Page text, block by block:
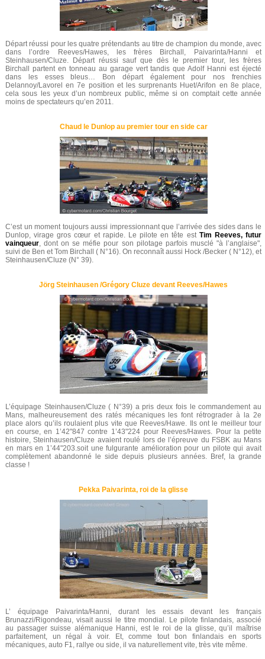
Départ réussi pour les quatre prétendants au titre de champion du monde, avec
dans l’ordre Reeves/Hawes, les frères Birchall, Paivarinta/Hanni et
Steinhausen/Cluze. Départ réussi sauf que dès le premier tour, les frères
Birchall partent en tonneau au garage vert tandis que Adolf Hanni est éjecté
dans les esses bleus… Bon départ également pour nos frenchies
Delannoy/Lavorel en 7e position et les surprenants Huet/Arifon en 8e place,
cela sous les yeux d’un nombreux public, même si on comptait cette année
moins de spectateurs qu’en 2011.
Chaud le Dunlop au premier tour en side car
C’est un moment toujours aussi impressionnant que l’arrivée des sides dans le
Dunlop, virage gros cœur et rapide. Le pilote en tête est Tim Reeves, futur
vainqueur, dont on se méfie pour son pilotage parfois musclé "à l’anglaise",
suivi de Ben et Tom Birchall ( N°16). On reconnaît aussi Hock /Becker ( N°12), et
Steinhausen/Cluze (N° 39).
Jörg Steinhausen /Grégory Cluze devant Reeves/Hawes
L’équipage Steinhausen/Cluze ( N°39) a pris deux fois le commandement au
Mans, malheureusement des ratés mécaniques les font rétrograder à la 2e
place alors qu’ils roulaient plus vite que Reeves/Hawe. Ils ont le meilleur tour
en course, en 1’42"847 contre 1’43"224 pour Reeves/Hawes. Pour la petite
histoire, Steinhausen/Cluze avaient roulé lors de l’épreuve du FSBK au Mans
en mars en 1’44"203.soit une fulgurante amélioration pour un pilote qui avait
complètement abandonné le side depuis plusieurs années. Bref, la grande
classe !
Pekka Paivarinta, roi de la glisse
L’ équipage Paivarinta/Hanni, durant les essais devant les français
Brunazzi/Rigondeau, visait aussi le titre mondial. Le pilote finlandais, associé
au passager suisse alémanique Hanni, est le roi de la glisse, qu’il maîtrise
parfaitement, un régal à voir. Et, comme tout bon finlandais en sports
mécaniques, auto F1, rallye ou side, il va naturellement vite, très vite même.